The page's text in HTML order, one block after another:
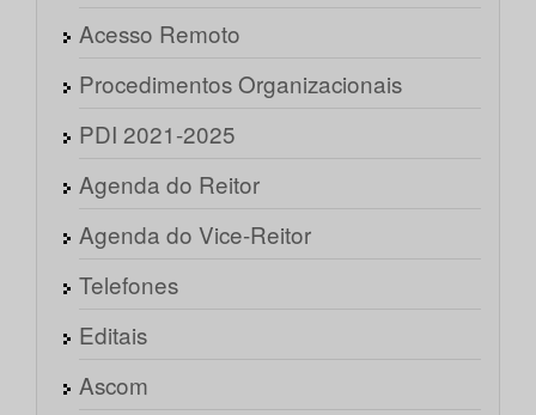
Acesso Remoto
Procedimentos Organizacionais
PDI 2021-2025
Agenda do Reitor
Agenda do Vice-Reitor
Telefones
Editais
Ascom